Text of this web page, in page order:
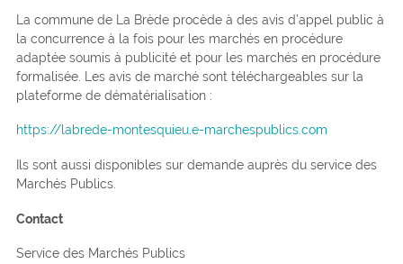
La commune de La Brède procède à des avis d’appel public à
la concurrence à la fois pour les marchés en procédure
adaptée soumis à publicité et pour les marchés en procédure
formalisée. Les avis de marché sont téléchargeables sur la
plateforme de dématérialisation :
https://labrede-montesquieu.e-marchespublics.com
Ils sont aussi disponibles sur demande auprès du service des
Marchés Publics.
Contact
Service des Marchés Publics